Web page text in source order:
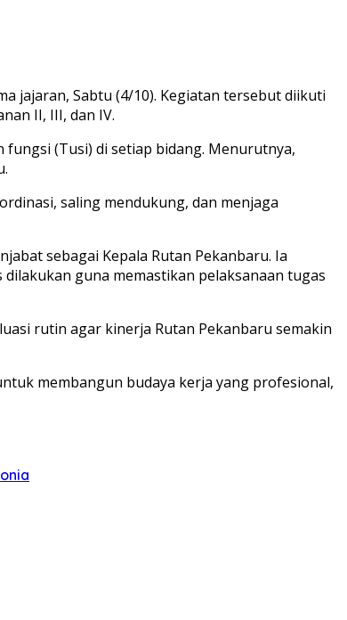
jajaran, Sabtu (4/10). Kegiatan tersebut diikuti
II, III, dan IV.
fungsi (Tusi) di setiap bidang. Menurutnya,
saling mendukung, dan menjaga
sebagai Kepala Rutan Pekanbaru. Ia
guna memastikan pelaksanaan tugas
rutin agar kinerja Rutan Pekanbaru semakin
membangun budaya kerja yang profesional,